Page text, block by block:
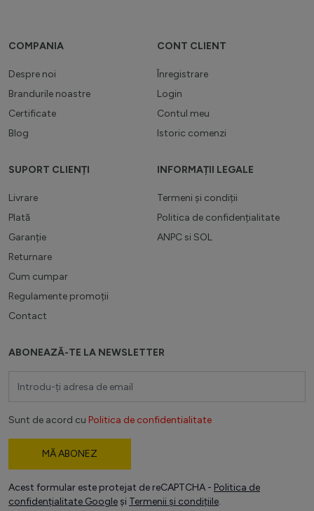
COMPANIA
Despre noi
Brandurile noastre
Certificate
Blog
CONT CLIENT
Înregistrare
Login
Contul meu
Istoric comenzi
SUPORT CLIENȚI
Livrare
Plată
Garanție
Returnare
Cum cumpar
Regulamente promoții
Contact
INFORMAȚII LEGALE
Termeni și condiții
Politica de confidențialitate
ANPC si SOL
ABONEAZĂ-TE LA NEWSLETTER
Sunt de acord cu Politica de confidentialitate
MĂ ABONEZ
Acest formular este protejat de reCAPTCHA - Politica de
confidențialitate Google și Termenii și condițiile.